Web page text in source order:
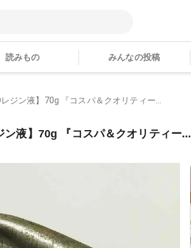
読みもの みんなの投稿
ジン液】70g 『コスパ＆クオリティー...
液】70g 『コスパ＆クオリティー...